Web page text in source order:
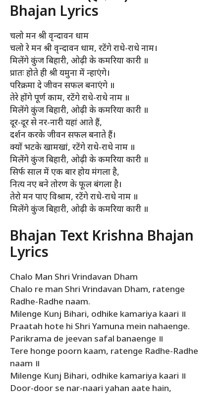
Bhajan Lyrics
चलो मन श्री वृन्दावन धाम
चलो रे मन श्री वृन्दावन धाम, रटेंगे राधे-राधे नाम।
मिलेंगे कुंज बिहारी, ओढ़ी के कमरिया कारी ॥
प्रातः होते ही श्री यमुना में न्हाएंगे।
परिक्रमा दे जीवन सफल बनाएंगे ॥
तेरे होंगे पूर्ण काम, रटेंगे राधे-राधे नाम ॥
मिलेंगे कुंज बिहारी, ओढ़ी के कमरिया कारी ॥
दूर-दूर से नर-नारी यहां आते हैं,
दर्शन करके जीवन सफल बनाते हैं।
क्यों भटके खामखां, रटेंगे राधे-राधे नाम ॥
मिलेंगे कुंज बिहारी, ओढ़ी के कमरिया कारी ॥
सिर्फ साल में एक बार होय मंगला है,
नित्य नए बने तोरण के फूल बंगला है।
तेरो मन पाए विश्राम, रटेंगे राधे-राधे नाम ॥
मिलेंगे कुंज बिहारी, ओढ़ी के कमरिया कारी ॥
Bhajan Text Krishna Bhajan
Lyrics
Chalo Man Shri Vrindavan Dham
Chalo re man Shri Vrindavan Dham, ratenge
Radhe-Radhe naam.
Milenge Kunj Bihari, odhike kamariya kaari ॥
Praatah hote hi Shri Yamuna mein nahaenge.
Parikrama de jeevan safal banaenge ॥
Tere honge poorn kaam, ratenge Radhe-Radhe
naam ॥
Milenge Kunj Bihari, odhike kamariya kaari ॥
Door-door se nar-naari yahan aate hain,